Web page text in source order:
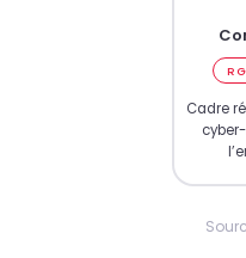
Cadre